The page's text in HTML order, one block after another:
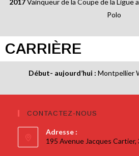
Polo
CARRIÈRE
Début- aujourd’hui : Montpellier
CONTACTEZ-NOUS
Adresse :
195 Avenue Jacques